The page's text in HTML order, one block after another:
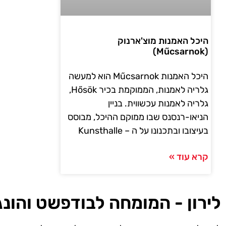
היכל האמנות מוצ'ארנוק
(Műcsarnok)
היכל האמנות Műcsarnok הוא למעשה
גלריה לאמנות, הממוקמת בכיר Hősök,
גלריה לאמנות עכשווית. בניין
הניאו-רנסנס שבו ממוקם ההיכל, מבוסס
בעיצובו ובתכנונו על ה – Kunsthalle
קרא עוד »
לירון - המומחה לבודפשט